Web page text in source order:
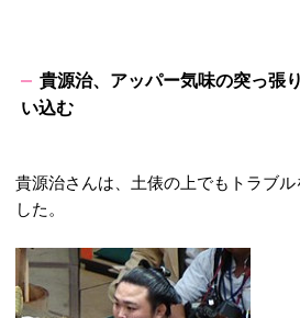
貴源治、アッパー気味の突っ張
い込む
貴源治さんは、土俵の上でもトラブ
した。